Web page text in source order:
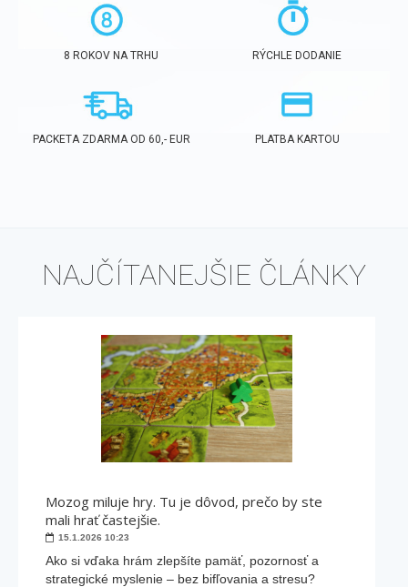
8 ROKOV NA TRHU RÝCHLE DODANIE
PACKETA ZDARMA OD 60,- EUR PLATBA KARTOU
NAJČÍTANEJŠIE ČLÁNKY
Mozog miluje hry. Tu je dôvod, prečo by ste
mali hrať častejšie.
15.1.2026 10:23
Ako si vďaka hrám zlepšíte pamäť, pozornosť a
strategické myslenie – bez bifľovania a stresu?